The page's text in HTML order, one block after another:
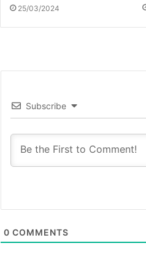
25/03/2024
Subscribe
0 COMMENTS